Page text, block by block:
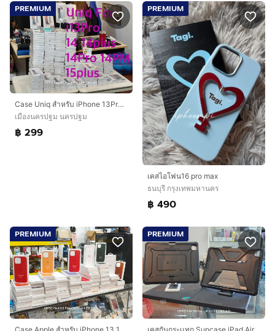
PREMIUM
Case Uniq สำหรับ iPhone 13Pro 14 14plus 14Pro 14ProMax 15plus สินค้าเเท้ใหม่
เมืองนครปฐม นครปฐม
฿ 299
PREMIUM
เคสไอโฟน16 pro max
ธนบุรี กรุงเทพมหานคร
฿ 490
PREMIUM PREMIUM